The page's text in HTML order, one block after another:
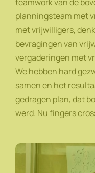
teamwork van de
planningsteam met
met vrijwilligers,
bevragingen van
vergaderingen met
We hebben hard
samen en het
gedragen plan, dat
werd. Nu fingers